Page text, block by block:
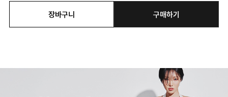
장바구니 구매하기